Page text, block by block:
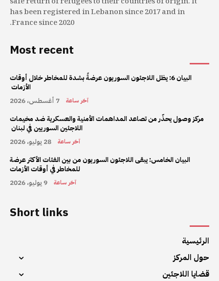
Short links
الرئيسية
حول المركز
قضايا اللاجئين
Most recent
البيان 6: يظل اللاجئون السوريون عرضةً بشدة للمخاطر خلال أوقات
الأزمات
آخر ساعة
7 أغسطس، 2026
مركز وصول يحذّر من تصاعد المداهمات الأمنية والعسكرية ضد مخيمات
اللاجئين السوريين في لبنان
آخر ساعة
28 يوليو، 2026
البيان الخامس: يبقى اللاجئون السوريون من بين الفئات الأكثر عرضة
للمخاطر في أوقات الأزمات
آخر ساعة 9 يوليو، 2026
has been registered in Lebanon since 2017 and in
France since 2020.